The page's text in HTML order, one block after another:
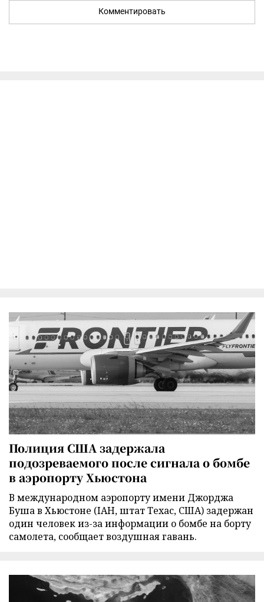
Комментировать
Полиция США задержала
подозреваемого после сигнала о бомбе
в аэропорту Хьюстона
В международном аэропорту имени Джорджа
Буша в Хьюстоне (IAH, штат Техас, США) задержан
один человек из-за информации о бомбе на борту
самолета, сообщает воздушная гавань.